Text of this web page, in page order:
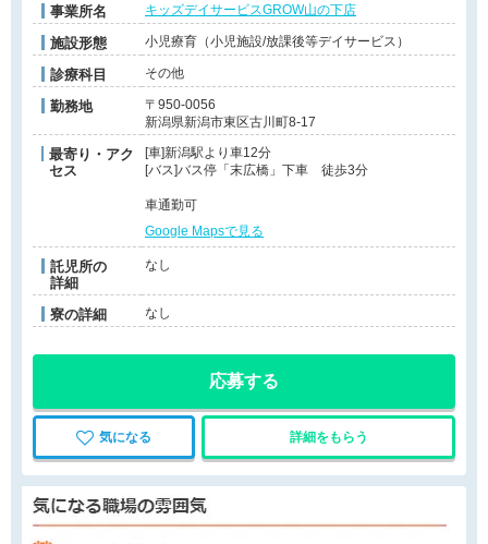
事業所名 キッズデイサービスGROW山の下店
施設形態 小児療育（小児施設/放課後等デイサービス）
診療科目 その他
勤務地
〒950-0056
新潟県新潟市東区古川町8-17
最寄り・アク
セス
[車]新潟駅より車12分
[バス]バス停「末広橋」下車 徒歩3分
車通勤可
Google Mapsで見る
託児所の
詳細
なし
寮の詳細 なし
応募する
気になる 詳細をもらう